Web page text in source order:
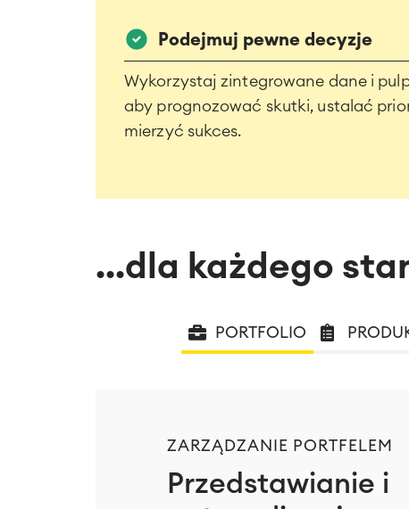
Podejmuj pewne decyzje
Wykorzystaj zintegrowane dane i
aby prognozować skutki, ustalać
mierzyć sukces.
...dla każdego
PORTFOLIO
ZARZĄDZANIE PORTFELEM
Przedstawianie i